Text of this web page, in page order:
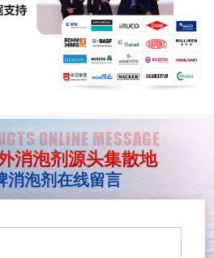
ONLINE MESSAGE
消泡剂源头集散地
消泡剂在线留言